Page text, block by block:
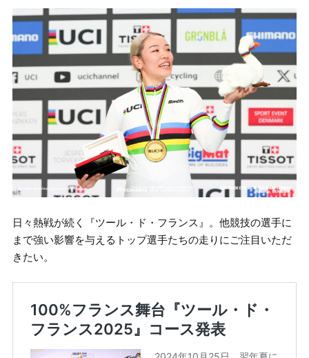
日々熱戦が続く『ツール・ド・フランス』。他競技の選手に
まで強い影響を与えるトップ選手たちの走りにご注目いただ
きたい。